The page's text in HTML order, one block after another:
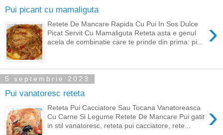
Pui picant cu mamaliguta
›
Retete De Mancare Rapida Cu Pui In Sos Dulce
Picat Servit Cu Mamaliguta Reteta asta e genul
acela de combinatie care te prinde din prima: pi...
5 septembrie 2023
Pui vanatoresc reteta
›
Reteta Pui Cacciatore Sau Tocana Vanatoreasca
Cu Carne Si Legume Retete De Mancare Pui gatit
in stil vanatoresc, reteta pui cacciatore, rete...